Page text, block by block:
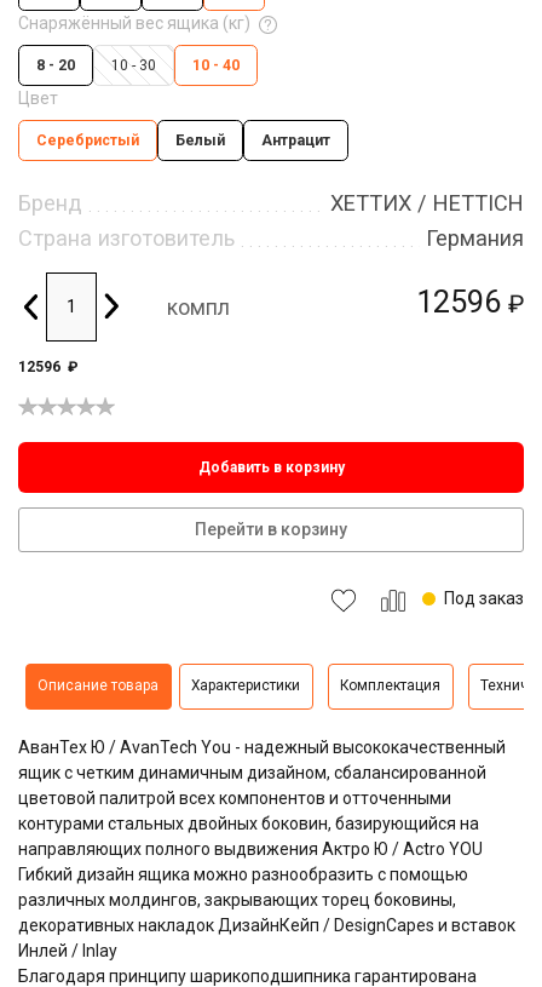
12596 ₽
Снаряжённый вес ящика (кг)
8 - 20 10 - 30 10 - 40
Цвет
Серебристый Белый Антрацит
Бренд
ХЕТТИХ / HETTICH
Страна изготовитель
Германия
компл
12596 ₽
Добавить в корзину
Перейти в корзину
Под заказ
Описание товара Характеристики Комплектация
АванТех Ю / AvanTech You - надежный высококачественный
ящик с четким динамичным дизайном, сбалансированной
цветовой палитрой всех компонентов и отточенными
контурами стальных двойных боковин, базирующийся на
направляющих полного выдвижения Актро Ю / Actro YOU
Гибкий дизайн ящика можно разнообразить с помощью
различных молдингов, закрывающих торец боковины,
декоративных накладок ДизайнКейп / DesignCapes и вставок
Инлей / Inlay
Благодаря принципу шарикоподшипника гарантирована